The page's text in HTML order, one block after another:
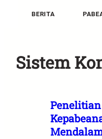
BERITA
Sistem